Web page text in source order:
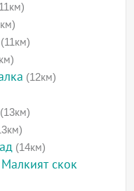
(11км)
(12км)
(13км)
(14км)
скок